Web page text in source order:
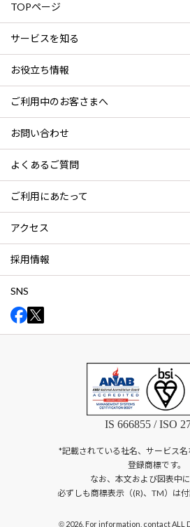
TOPページ
サービスを知る
お役立ち情報
ご利用中のお客さまへ
お問い合わせ
よくあるご質問
ご利用にあたって
アクセス
採用情報
SNS
IS 666855 / ISO
*記載されている社名、サービス
登録商標です。
なお、本文および図表中に
必ずしも商標表示（(R)、TM）は付
©2026. For information, contact ALL